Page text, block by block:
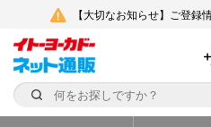
【大切なお知らせ】ご登録